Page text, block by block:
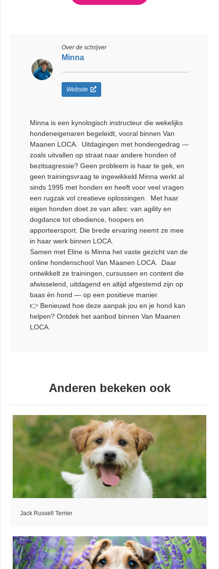
Over de schrijver
Minna
Website
Minna is een kynologisch instructeur die wekelijks
hondeneigenaren begeleidt, vooral binnen Van
Maanen LOCA. Uitdagingen met hondengedrag —
zoals uitvallen op straat naar andere honden of
bezitsagressie? Geen probleem is haar te gek, en
geen trainingsvraag te ingewikkeld.Minna werkt al
sinds 1995 met honden en heeft voor veel vragen
een rugzak vol creatieve oplossingen. Met haar
eigen honden doet ze van alles: van agility en
dogdance tot obedience, hoopers en
apporteersport. Die brede ervaring neemt ze mee
in haar werk binnen LOCA.
Samen met Eline is Minna het vaste gezicht van de
online hondenschool Van Maanen LOCA. Daar
ontwikkelt ze trainingen, cursussen en content die
afwisselend, uitdagend en altijd afgestemd zijn op
baas én hond — op een positieve manier.
👉 Benieuwd hoe deze aanpak jou en je hond kan
helpen? Ontdek het aanbod binnen Van Maanen
LOCA.
Anderen bekeken ook
Jack Russell Terrier